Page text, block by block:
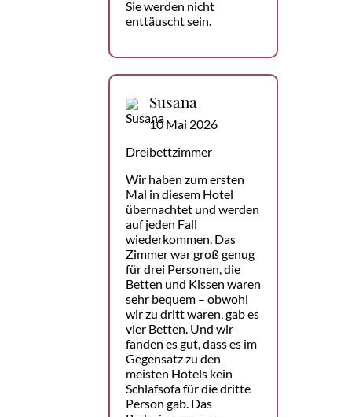
Sie werden nicht
enttäuscht sein.
Susana
10 Mai 2026
Dreibettzimmer
Wir haben zum ersten
Mal in diesem Hotel
übernachtet und werden
auf jeden Fall
wiederkommen. Das
Zimmer war groß genug
für drei Personen, die
Betten und Kissen waren
sehr bequem – obwohl
wir zu dritt waren, gab es
vier Betten. Und wir
fanden es gut, dass es im
Gegensatz zu den
meisten Hotels kein
Schlafsofa für die dritte
Person gab. Das